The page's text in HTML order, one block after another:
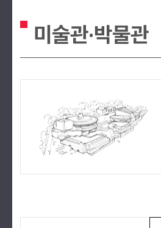
미술관·박물관